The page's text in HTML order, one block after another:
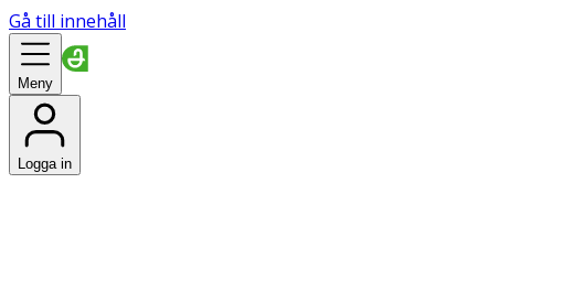
Gå till innehåll
Meny
Logga in